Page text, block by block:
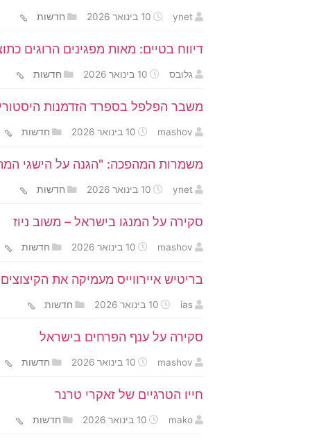
ynet 10 בינואר 2026 חדשות
דיווח בטיים: מאות מפגינים הרוגים
גלובס 10 בינואר 2026 חדשות
משבר הפלפל בספרד הזדמנות
mashov 10 בינואר 2026 חדשות
משמרות המהפכה: "הגנה על הישגי
ynet 10 בינואר 2026 חדשות
סקירה על המנגו בישראל – משוב ניוז
mashov 10 בינואר 2026 חדשות
בריטיש איירווייס מעמיקה את
ias 10 בינואר 2026 חדשות
סקירה על ענף הפרחים בישראל
mashov 10 בינואר 2026 חדשות
חייו הטרגיים של זאקרי טרנר
mako 10 בינואר 2026 חדשות